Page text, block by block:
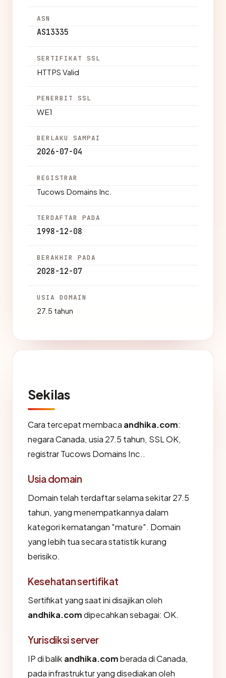
ASN
AS13335
SERTIFIKAT SSL
HTTPS Valid
PENERBIT SSL
WE1
BERLAKU SAMPAI
2026-07-04
REGISTRAR
Tucows Domains Inc.
TERDAFTAR PADA
1998-12-08
BERAKHIR PADA
2028-12-07
USIA DOMAIN
27.5 tahun
Sekilas
Cara tercepat membaca andhika.com:
negara Canada, usia 27.5 tahun, SSL OK,
registrar Tucows Domains Inc..
Usia domain
Domain telah terdaftar selama sekitar 27.5
tahun, yang menempatkannya dalam
kategori kematangan "mature". Domain
yang lebih tua secara statistik kurang
berisiko.
Kesehatan sertifikat
Sertifikat yang saat ini disajikan oleh
andhika.comdipecahkan sebagai: OK.
Yurisdiksi server
IP di balik andhika.comberada di Canada,
pada infrastruktur yang disediakan oleh